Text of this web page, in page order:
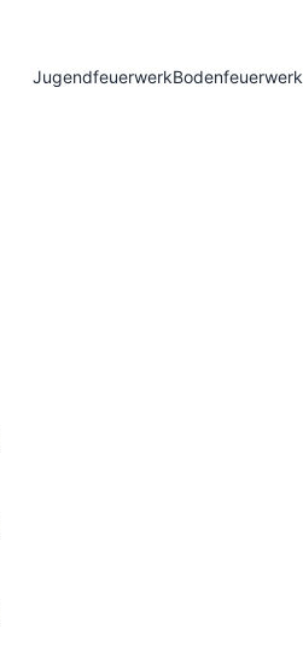
JugendfeuerwerkBodenfeuerwerk